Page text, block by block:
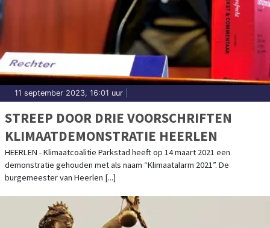
11 september 2023, 16:01 uur
STREEP DOOR DRIE VOORSCHRIFTEN
KLIMAATDEMONSTRATIE HEERLEN
HEERLEN - Klimaatcoalitie Parkstad heeft op 14 maart 2021 een
demonstratie gehouden met als naam “Klimaatalarm 2021”. De
burgemeester van Heerlen [...]